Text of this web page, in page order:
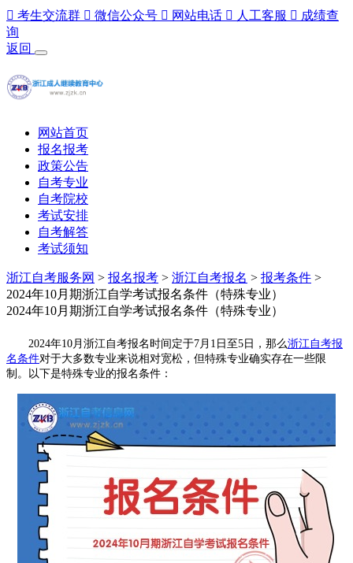
 考生交流群  微信公众号  网站电话  人工客服  成绩查
询
返回
网站首页
报名报考
政策公告
自考专业
自考院校
考试安排
自考解答
考试须知
浙江自考服务网 > 报名报考 > 浙江自考报名 > 报考条件 >
2024年10月期浙江自学考试报名条件（特殊专业）
2024年10月期浙江自学考试报名条件（特殊专业）
2024年10月浙江自考报名时间定于7月1日至5日，那么浙江自考报
名条件对于大多数专业来说相对宽松，但特殊专业确实存在一些限
制。以下是特殊专业的报名条件：